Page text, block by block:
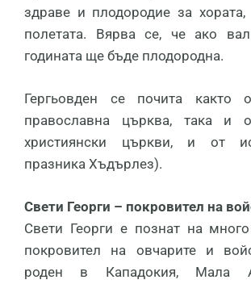
здраве и плодородие за
полетата. Вярва се, че ако
годината ще бъде плодородна.
Гергьовден се почита както
православна църква, така и
християнски църкви, и от
празника Хъдърлез).
Свети Георги – покровител на
Свети Георги е познат на
покровител на овчарите и
роден в Кападокия, Мала